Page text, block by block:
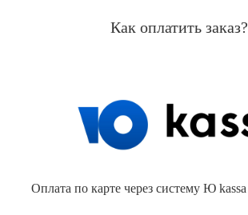
Как оплатить заказ?
Оплата по карте через систему Ю kassa